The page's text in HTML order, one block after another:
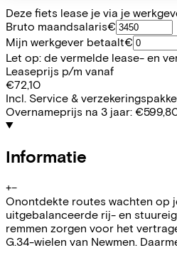
Deze fiets lease je via je
Bruto maandsalaris€
Mijn werkgever betaalt€
Let op: de vermelde lease- en
Leaseprijs p/m vanaf
€72,10
Incl. Service &
Overnameprijs na 3 jaar:
Informatie
+−
Onontdekte routes wachten op
uitgebalanceerde rij- en
remmen zorgen voor het
G.34-wielen van Newmen.